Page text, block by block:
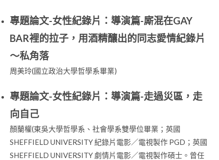
專題論文-女性紀錄片：導演篇-廝混在GAY
BAR裡的拉子，用酒精釀出的同志愛情紀錄片
～私角落
周美玲(國立政治大學哲學系畢業)
專題論文-女性紀錄片：導演篇-走過災區，走
向自己
顏蘭權(東吳大學哲學系、社會學系雙學位畢業；英國
SHEFFIELD UNIVERSITY 紀錄片電影／電視製作 PGD；英國
SHEFFIELD UNIVERSITY 劇情片電影／電視製作碩士。曾任